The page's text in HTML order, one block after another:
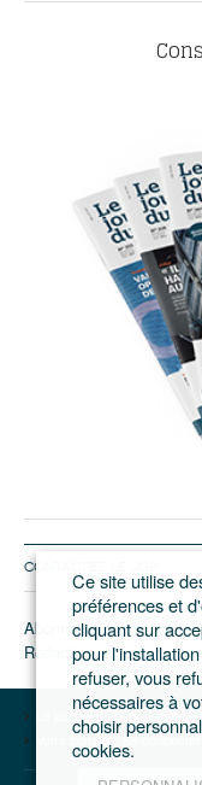
CONTACTEZ LE JGP
Abonnement/pub
Rédaction
Le journal du Grand Paris
Votre compte
Se connecter
Ce site utilise
préférences et
cliquant sur
pour
refuser, vous
nécessaires à
choisir
cookies.